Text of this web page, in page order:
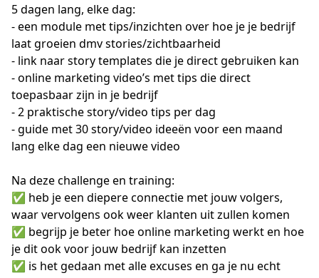
5 dagen lang, elke dag:
- een module met tips/inzichten over hoe je je bedrijf
laat groeien dmv stories/zichtbaarheid
- link naar story templates die je direct gebruiken kan
- online marketing video’s met tips die direct
toepasbaar zijn in je bedrijf
- 2 praktische story/video tips per dag
- guide met 30 story/video ideeën voor een maand
lang elke dag een nieuwe video
Na deze challenge en training:
✅ heb je een diepere connectie met jouw volgers,
waar vervolgens ook weer klanten uit zullen komen
✅ begrijp je beter hoe online marketing werkt en hoe
je dit ook voor jouw bedrijf kan inzetten
✅ is het gedaan met alle excuses en ga je nu echt